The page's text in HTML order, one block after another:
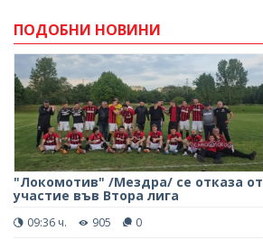
ПОДОБНИ НОВИНИ
"Локомотив" /Мездра/ се отказа от
участие във Втора лига
09:36 ч. 905 0